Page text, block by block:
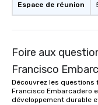
Espace de réunion
Foire aux
Francisco
Découvrez les questions
Francisco Embarcadero
développement durable